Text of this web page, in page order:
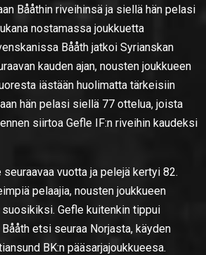
Bååthin riveihinsä ja siellä hän pelasi
nostamassa joukkuetta
Bååth jatkoi Syrianskan
kauden ajan, nousten joukkueen
iästään huolimatta tärkeisiin
hän pelasi siellä 77 ottelua, joista
siirtoa Gefle IF:n riveihin kaudeksi
vuotta ja pelejä kertyi 82.
pelaajia, nousten joukkueen
Gefle kuitenkin tippui
etsi seuraa Norjasta, käyden
BK:n pääsarjajoukkueesa.